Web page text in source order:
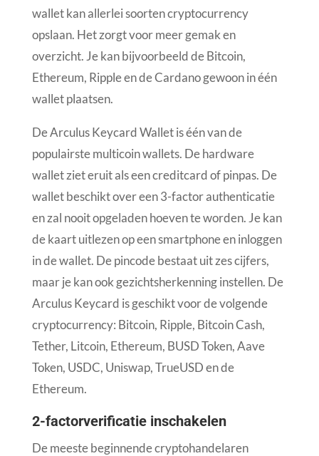
wallet kan allerlei soorten cryptocurrency
opslaan. Het zorgt voor meer gemak en
overzicht. Je kan bijvoorbeeld de Bitcoin,
Ethereum, Ripple en de Cardano gewoon in één
wallet plaatsen.
De Arculus Keycard Wallet is één van de
populairste multicoin wallets. De hardware
wallet ziet eruit als een creditcard of pinpas. De
wallet beschikt over een 3-factor authenticatie
en zal nooit opgeladen hoeven te worden. Je kan
de kaart uitlezen op een smartphone en inloggen
in de wallet. De pincode bestaat uit zes cijfers,
maar je kan ook gezichtsherkenning instellen. De
Arculus Keycard is geschikt voor de volgende
cryptocurrency: Bitcoin, Ripple, Bitcoin Cash,
Tether, Litcoin, Ethereum, BUSD Token, Aave
Token, USDC, Uniswap, TrueUSD en de
Ethereum.
2-factorverificatie inschakelen
De meeste beginnende cryptohandelaren